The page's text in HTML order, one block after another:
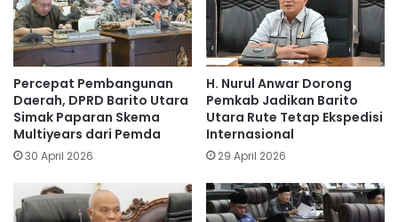
Percepat Pembangunan
Daerah, DPRD Barito Utara
Simak Paparan Skema
Multiyears dari Pemda
30 April 2026
H. Nurul Anwar Dorong
Pemkab Jadikan Barito
Utara Rute Tetap Ekspedisi
Internasional
29 April 2026